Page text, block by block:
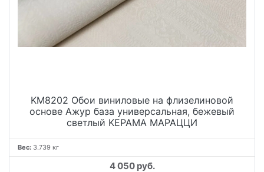
KM8202 Обои виниловые на флизелиновой
основе Ажур база универсальная, бежевый
светлый KЕРАМА МАРАЦЦИ
Вес: 3.739 кг
4 050 руб.